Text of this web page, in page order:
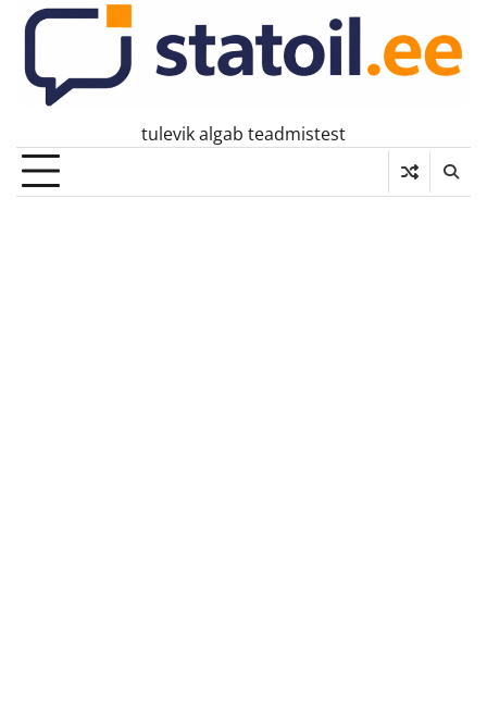
Skip
content
tulevik algab teadmistest